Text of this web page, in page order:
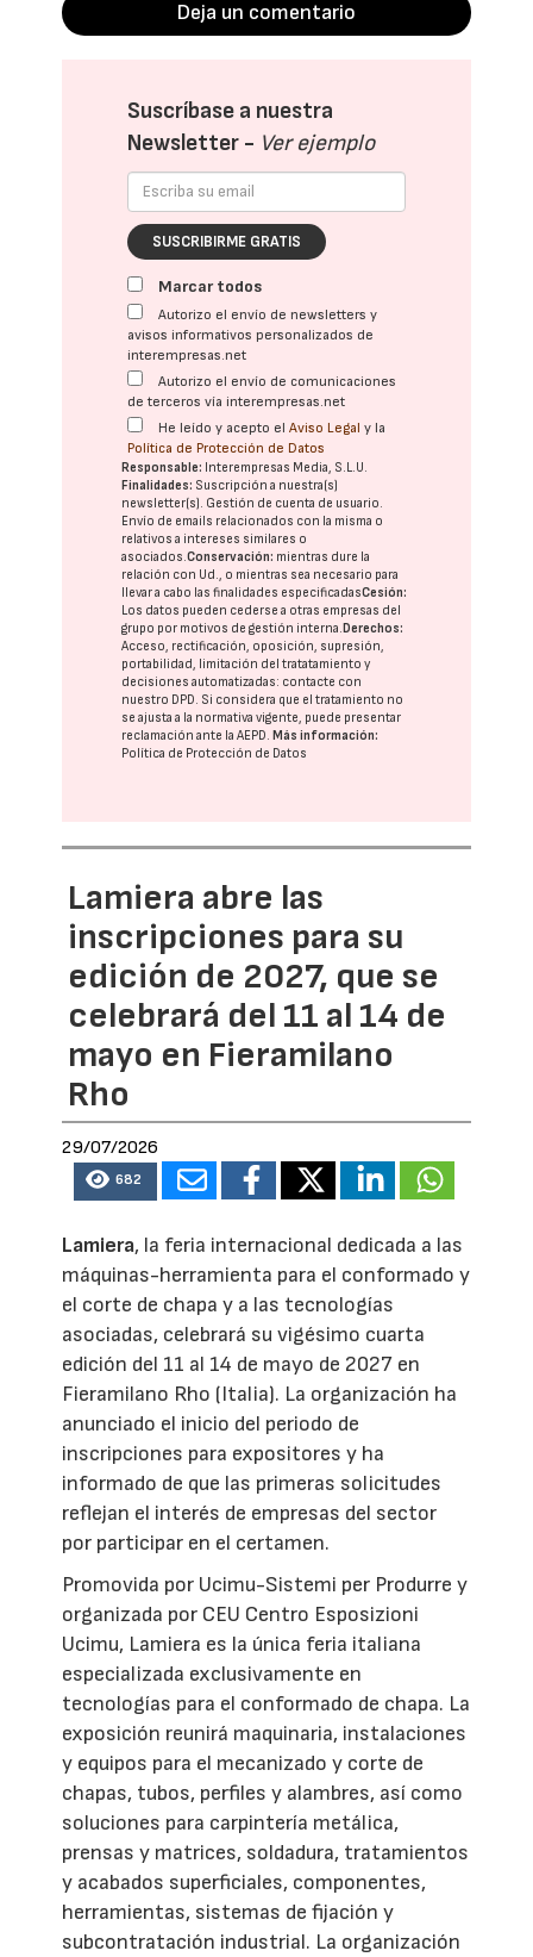
Deja un comentario
Suscríbase a nuestra
Newsletter - Ver ejemplo
SUSCRIBIRME GRATIS
Marcar todos
Autorizo el envío de newsletters y
avisos informativos personalizados de
interempresas.net
Autorizo el envío de comunicaciones
de terceros vía interempresas.net
He leído y acepto elAviso Legal y la
Política de Protección de Datos
Responsable: Interempresas Media, S.L.U.
Finalidades: Suscripción a nuestra(s)
newsletter(s). Gestión de cuenta de usuario.
Envío de emails relacionados con la misma o
relativos a intereses similares o
asociados.Conservación: mientras dure la
relación con Ud., o mientras sea necesario para
llevar a cabo las finalidades especificadasCesión:
Los datos pueden cederse a otras empresas del
grupo por motivos de gestión interna.Derechos:
Acceso, rectificación, oposición, supresión,
portabilidad, limitación del tratatamiento y
decisiones automatizadas: contacte con
nuestro DPD. Si considera que el tratamiento no
se ajusta a la normativa vigente, puede presentar
reclamación ante laAEPD.Más información:
Política de Protección de Datos
Lamiera abre las
inscripciones para su
edición de 2027, que se
celebrará del 11 al 14 de
mayo en Fieramilano
Rho
29/07/2026
682
Lamiera, la feria internacional dedicada a las
máquinas-herramienta para el conformado y
el corte de chapa y a las tecnologías
asociadas, celebrará su vigésimo cuarta
edición del 11 al 14 de mayo de 2027 en
Fieramilano Rho (Italia). La organización ha
anunciado el inicio del periodo de
inscripciones para expositores y ha
informado de que las primeras solicitudes
reflejan el interés de empresas del sector
por participar en el certamen.
Promovida por Ucimu-Sistemi per Produrre y
organizada por CEU Centro Esposizioni
Ucimu, Lamiera es la única feria italiana
especializada exclusivamente en
tecnologías para el conformado de chapa. La
exposición reunirá maquinaria, instalaciones
y equipos para el mecanizado y corte de
chapas, tubos, perfiles y alambres, así como
soluciones para carpintería metálica,
prensas y matrices, soldadura, tratamientos
y acabados superficiales, componentes,
herramientas, sistemas de fijación y
subcontratación industrial. La organización